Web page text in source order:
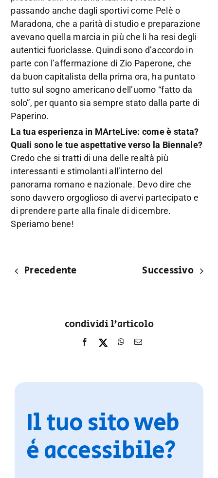
passando anche dagli sportivi come Pelè o
Maradona, che a parità di studio e preparazione
avevano quella marcia in più che li ha resi degli
autentici fuoriclasse. Quindi sono d’accordo in
parte con l’affermazione di Zio Paperone, che
da buon capitalista della prima ora, ha puntato
tutto sul sogno americano dell’uomo “fatto da
solo”, per quanto sia sempre stato dalla parte di
Paperino.
La tua esperienza in MArteLive: come è stata?
Quali sono le tue aspettative verso la Biennale?
Credo che si tratti di una delle realtà più
interessanti e stimolanti all’interno del
panorama romano e nazionale. Devo dire che
sono davvero orgoglioso di avervi partecipato e
di prendere parte alla finale di dicembre.
Speriamo bene!
Precedente Successivo
condividi l'articolo
Il tuo sito web
è accessibile?